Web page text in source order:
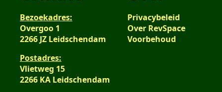
Bezoekadres:
Overgoo 1
2266 JZ Leidschendam
Postadres:
Vlietweg 15
2266 KA Leidschendam
Privacybeleid
Over RevSpace
Voorbehoud